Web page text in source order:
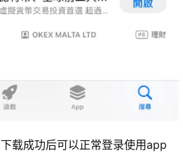
载成功后可以正常登录使用app